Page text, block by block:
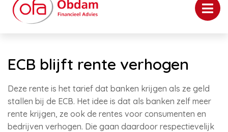
ECB blijft rente verhogen
Deze rente is het tarief dat banken krijgen als ze geld
stallen bij de ECB. Het idee is dat als banken zelf meer
rente krijgen, ze ook de rentes voor consumenten en
bedrijven verhogen. Die gaan daardoor respectievelijk